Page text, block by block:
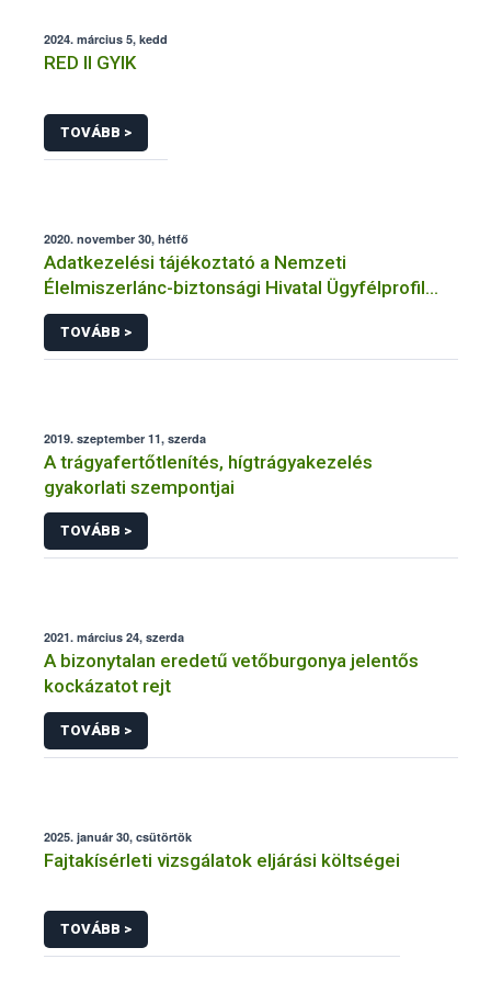
2024. március 5, kedd
RED II GYIK
TOVÁBB >
2020. november 30, hétfő
Adatkezelési tájékoztató a Nemzeti
Élelmiszerlánc-biztonsági Hivatal Ügyfélprofil
Rendszerben növénytermesztés témakörben
intézhető közhatalmi eljárásaihoz kapcsolódó
adatkezeléséhez
TOVÁBB >
2019. szeptember 11, szerda
A trágyafertőtlenítés, hígtrágyakezelés
gyakorlati szempontjai
TOVÁBB >
2021. március 24, szerda
A bizonytalan eredetű vetőburgonya jelentős
kockázatot rejt
TOVÁBB >
2025. január 30, csütörtök
Fajtakísérleti vizsgálatok eljárási költségei
TOVÁBB >